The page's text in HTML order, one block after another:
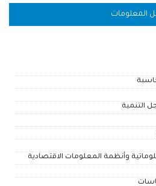
المعلومات
التنمية
وأنظمة المعلومات الاقتصادية